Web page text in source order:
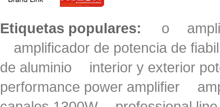
Etiquetas populares: o
amplificador de potencia de
de aluminio
interior y exterior
performance power amplifier